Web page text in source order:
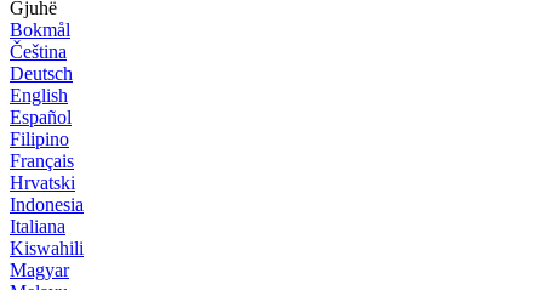
Gjuhë
Bokmål
Čeština
Deutsch
English
Español
Filipino
Français
Hrvatski
Indonesia
Italiana
Kiswahili
Magyar